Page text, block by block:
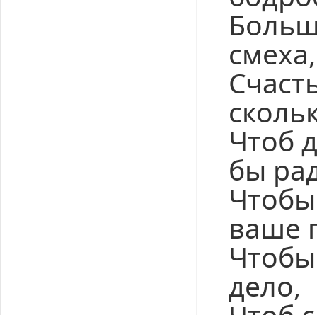
смеха,
Чтоб
бы
ваше
дело,